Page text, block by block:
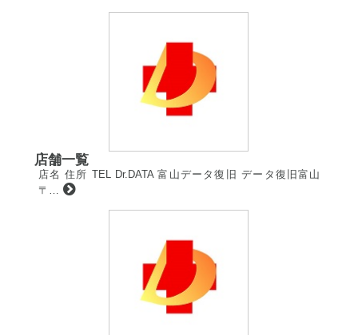
店舗一覧
店名 住所 TEL Dr.DATA 富山データ復旧 データ復旧富山
〒…